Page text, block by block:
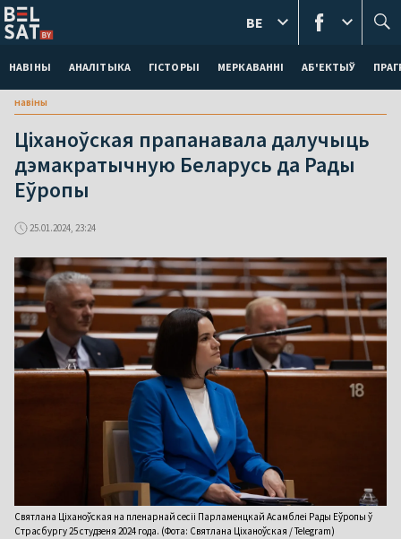
НАВІНЫ АНАЛІТЫКА ГІСТОРЫІ МЕРКАВАННI АБ'ЕКТЫЎ
BE
навіны
Ціханоўская прапанавала далучыць
дэмакратычную Беларусь да Рады
Еўропы
25.01.2024, 23:24
Святлана Ціханоўская на пленарнай сесіі Парламенцкай Асамблеі Рады Еўропы ў
Страсбургу 25 студзеня 2024 года. (Фота: Святлана Ціханоўская / Telegram)